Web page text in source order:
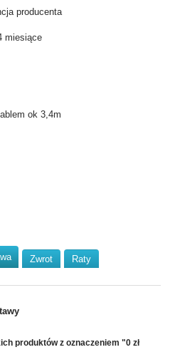
producenta
miesiące
ok 3,4m
Zwrot
Raty
produktów z oznaczeniem "0 zł